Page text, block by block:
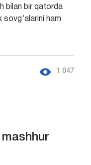
bilan bir qatorda
sovg‘alarini ham
1 047